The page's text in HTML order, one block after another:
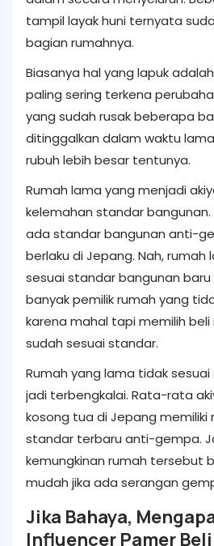
tampil layak huni ternyata
bagian rumahnya.
Biasanya hal yang lapuk
paling sering terkena
yang sudah rusak beberapa
ditinggalkan dalam waktu
rubuh lebih besar tentunya.
Rumah lama yang menjadi
kelemahan standar bangunan.
ada standar bangunan anti-
berlaku di Jepang. Nah,
sesuai standar bangunan
banyak pemilik rumah yang
karena mahal tapi memilih
sudah sesuai standar.
Rumah yang lama tidak
jadi terbengkalai. Rata-rata
kosong tua di Jepang memiliki
standar terbaru anti-gempa.
kemungkinan rumah tersebut
mudah jika ada serangan
Jika Bahaya,
Influencer Pamer